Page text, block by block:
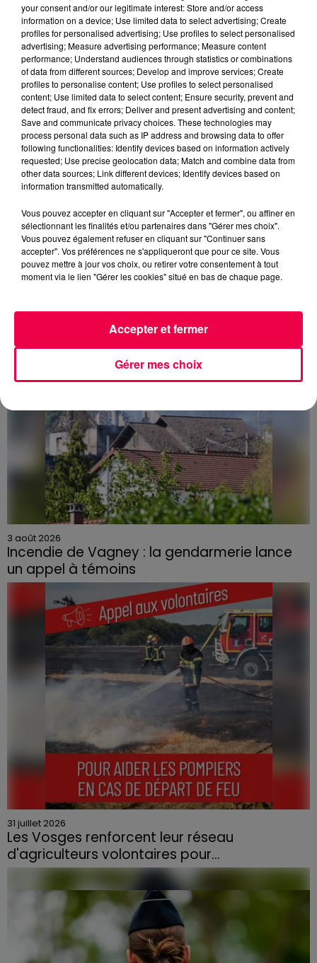
Du plomb a été détecté dans deux assiettes en
céramique vendues entre 2020 et 2022 par Linvosges.
3 août 2026
PRÉVIFEUX : "il faut avoir une culture du risque"
dans les Vosges
3 août 2026
Incendie de Vagney : la gendarmerie lance
un appel à témoins
Le feu, parti d'une haie avant de se propager au
quartier résidentiel, avait détruit deux habitations et
contraint à l'évacuation d'une centaine de personnes.
31 juillet 2026
Les Vosges renforcent leur réseau
d'agriculteurs volontaires pour...
Face à la sécheresse et aux risques de départs de feu,
la Chambre d'agriculture des Vosges a lancé un appel
aux agriculteurs volontaires pour venir en aide...
your consent and/or our legitimate interest: Store and/or access
information on a device; Use limited data to select advertising; Create
profiles for personalised advertising; Use profiles to select personalised
advertising; Measure advertising performance; Measure content
performance; Understand audiences through statistics or combinations
of data from different sources; Develop and improve services; Create
profiles to personalise content; Use profiles to select personalised
content; Use limited data to select content; Ensure security, prevent and
detect fraud, and fix errors; Deliver and present advertising and content;
Save and communicate privacy choices. These technologies may
process personal data such as IP address and browsing data to offer
following functionalities: Identify devices based on information actively
requested; Use precise geolocation data; Match and combine data from
other data sources; Link different devices; Identify devices based on
information transmitted automatically.
Vous pouvez accepter en cliquant sur "Accepter et fermer", ou affiner en
sélectionnant les finalités et/ou partenaires dans "Gérer mes choix".
Vous pouvez également refuser en cliquant sur "Continuer sans
accepter". Vos préférences ne s'appliqueront que pour ce site. Vous
pouvez mettre à jour vos choix, ou retirer votre consentement à tout
moment via le lien "Gérer les cookies" situé en bas de chaque page.
Gérer mes choix
Accepter et fermer